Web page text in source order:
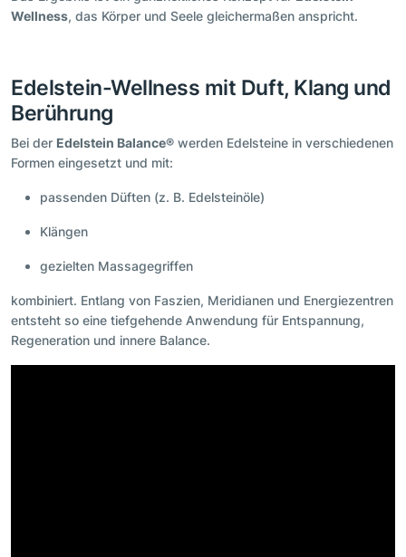
Wellness, das Körper und Seele gleichermaßen anspricht.
Edelstein-Wellness mit Duft, Klang und
Berührung
Bei der Edelstein Balance® werden Edelsteine in verschiedenen
Formen eingesetzt und mit:
passenden Düften (z. B. Edelsteinöle)
Klängen
gezielten Massagegriffen
kombiniert. Entlang von Faszien, Meridianen und Energiezentren
entsteht so eine tiefgehende Anwendung für Entspannung,
Regeneration und innere Balance.